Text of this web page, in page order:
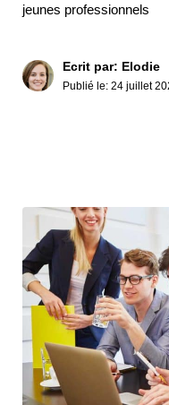
jeunes professionnels
Ecrit par: Elodie
Publié le: 24 juillet